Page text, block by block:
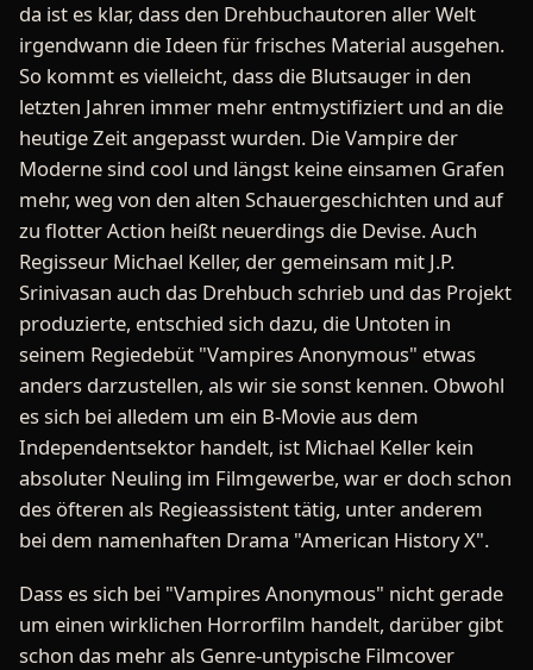
da ist es klar, dass den Drehbuchautoren aller Welt
irgendwann die Ideen für frisches Material ausgehen.
So kommt es vielleicht, dass die Blutsauger in den
letzten Jahren immer mehr entmystifiziert und an die
heutige Zeit angepasst wurden. Die Vampire der
Moderne sind cool und längst keine einsamen Grafen
mehr, weg von den alten Schauergeschichten und auf
zu flotter Action heißt neuerdings die Devise. Auch
Regisseur Michael Keller, der gemeinsam mit J.P.
Srinivasan auch das Drehbuch schrieb und das Projekt
produzierte, entschied sich dazu, die Untoten in
seinem Regiedebüt "Vampires Anonymous" etwas
anders darzustellen, als wir sie sonst kennen. Obwohl
es sich bei alledem um ein B-Movie aus dem
Independentsektor handelt, ist Michael Keller kein
absoluter Neuling im Filmgewerbe, war er doch schon
des öfteren als Regieassistent tätig, unter anderem
bei dem namenhaften Drama "American History X".
Dass es sich bei "Vampires Anonymous" nicht gerade
um einen wirklichen Horrorfilm handelt, darüber gibt
schon das mehr als Genre-untypische Filmcover